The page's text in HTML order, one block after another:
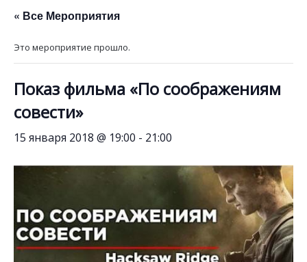
« Все Мероприятия
Это мероприятие прошло.
Показ фильма «По соображениям
совести»
15 января 2018 @ 19:00 - 21:00